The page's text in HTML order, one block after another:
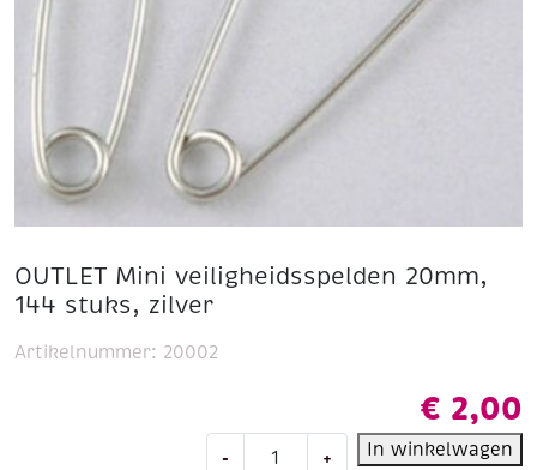
OUTLET Mini veiligheidsspelden 20mm,
144 stuks, zilver
€ 2,00
- + In winkelwagen
Artikelnummer: 20002